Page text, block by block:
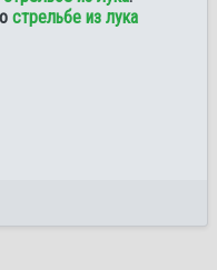
стрельбе из лука